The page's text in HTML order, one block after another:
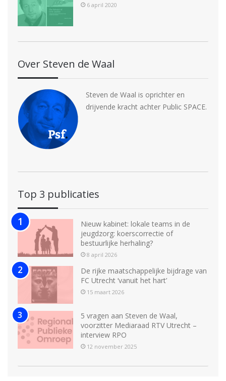
6 april 2020
Over Steven de Waal
Steven de Waal is oprichter en
drijvende kracht achter Public SPACE.
Top 3 publicaties
Nieuw kabinet: lokale teams in de
jeugdzorg: koerscorrectie of
bestuurlijke herhaling?
8 april 2026
De rijke maatschappelijke bijdrage van
FC Utrecht ‘vanuit het hart’
15 maart 2026
5 vragen aan Steven de Waal,
voorzitter Mediaraad RTV Utrecht –
interview RPO
12 november 2025